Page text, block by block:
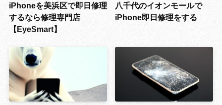
iPhoneを美浜区で即日修理
するなら修理専門店
【EyeSmart】
八千代のイオンモールで
iPhone即日修理をする